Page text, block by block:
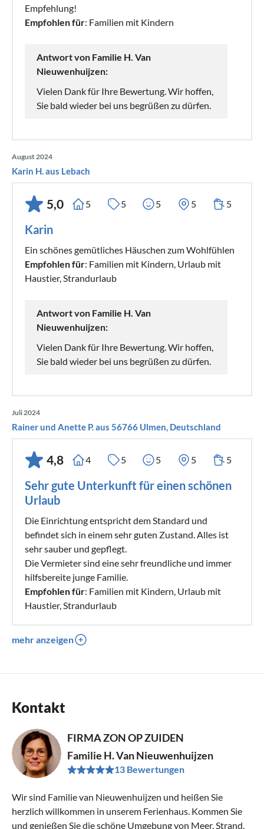
Empfehlung!
Empfohlen für: Familien mit Kindern
Antwort von Familie H. Van
Nieuwenhuijzen:
Vielen Dank für Ihre Bewertung. Wir hoffen,
Sie bald wieder bei uns begrüßen zu dürfen.
August 2024
Karin H. aus Lebach
5,0 5 5 5 5 5
Karin
Ein schönes gemütliches Häuschen zum Wohlfühlen
Empfohlen für: Familien mit Kindern, Urlaub mit
Haustier, Strandurlaub
Antwort von Familie H. Van
Nieuwenhuijzen:
Vielen Dank für Ihre Bewertung. Wir hoffen,
Sie bald wieder bei uns begrüßen zu dürfen.
Juli 2024
Rainer und Anette P. aus 56766 Ulmen, Deutschland
4,8 4 5 5 5 5
Sehr gute Unterkunft für einen schönen
Urlaub
Die Einrichtung entspricht dem Standard und
befindet sich in einem sehr guten Zustand. Alles ist
sehr sauber und gepflegt.
Die Vermieter sind eine sehr freundliche und immer
hilfsbereite junge Familie.
Empfohlen für: Familien mit Kindern, Urlaub mit
Haustier, Strandurlaub
mehr anzeigen
Kontakt
FIRMA ZON OP ZUIDEN
Familie H. Van Nieuwenhuijzen
13 Bewertungen
Wir sind Familie van Nieuwenhuijzen und heißen Sie
herzlich willkommen in unserem Ferienhaus. Kommen Sie
und genießen Sie die schöne Umgebung von Meer, Strand,